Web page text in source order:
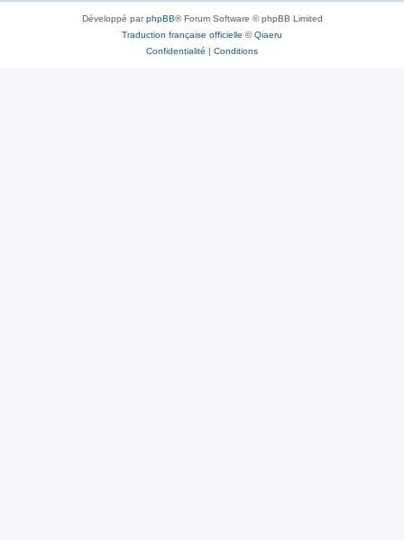
Développé parphpBB® Forum Software © phpBB Limited
Traduction française officielle ©Qiaeru
Confidentialité | Conditions